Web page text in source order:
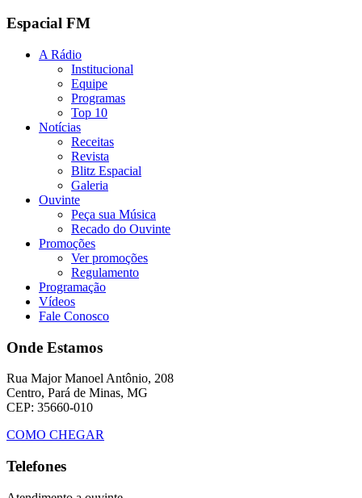
Espacial FM
A Rádio
Institucional
Equipe
Programas
Top 10
Notícias
Receitas
Revista
Blitz Espacial
Galeria
Ouvinte
Peça sua Música
Recado do Ouvinte
Promoções
Ver promoções
Regulamento
Programação
Vídeos
Fale Conosco
Onde Estamos
Rua Major Manoel Antônio, 208
Centro, Pará de Minas, MG
CEP: 35660-010
COMO CHEGAR
Telefones